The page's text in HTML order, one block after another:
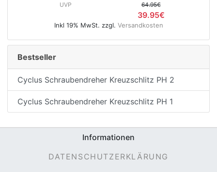
UVP 64.95€
39.95€
Inkl 19% MwSt. zzgl. Versandkosten
Bestseller
Cyclus Schraubendreher Kreuzschlitz PH 2
Cyclus Schraubendreher Kreuzschlitz PH 1
Informationen
DATENSCHUTZERKLÄRUNG